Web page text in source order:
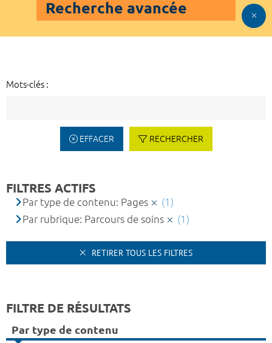
Recherche avancée
Mots-clés :
EFFACER RECHERCHER
FILTRES ACTIFS
Par type de contenu: Pages
(1)
Par rubrique: Parcours de soins
(1)
RETIRER TOUS LES FILTRES
FILTRE DE RÉSULTATS
Par type de contenu